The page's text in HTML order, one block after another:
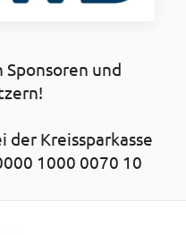
und
der Kreissparkasse
1000 0070 10